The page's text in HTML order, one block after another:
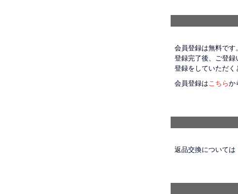
会員登録は無料です。
登録完了後、ご登録
登録をしていただく
会員登録はこちらか
返品交換については